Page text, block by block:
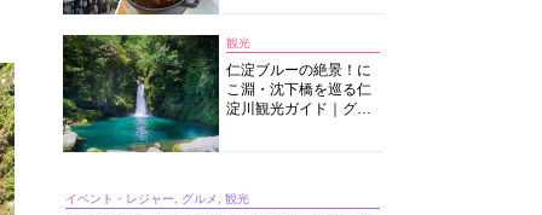
観光
仁淀ブルーの絶景！に
こ淵・沈下橋を巡る仁
淀川観光ガイド｜グル
イベント・レジャー, グルメ, 観光